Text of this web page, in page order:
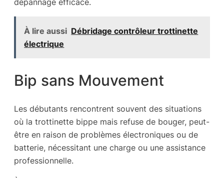
À lire aussi Débridage contrôleur trottinette
électrique
Bip sans Mouvement
Les débutants rencontrent souvent des situations
où la trottinette bippe mais refuse de bouger, peut-
être en raison de problèmes électroniques ou de
batterie, nécessitant une charge ou une assistance
professionnelle.